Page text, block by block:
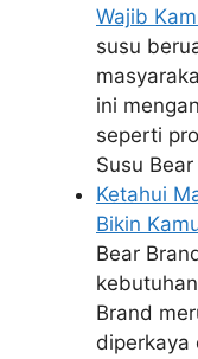
Wajib
susu
ini
seperti
Susu
Ketahui
Bikin
Bear
Brand
diperkaya